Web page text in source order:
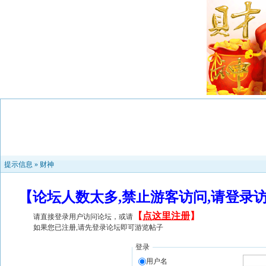
提示信息 » 财神
【论坛人数太多,禁止游客访问,请登
请直接登录用户访问论坛，或请 【 点这里注册】
如果您已注册,请先登录论坛即可游览帖子
登录
用户名